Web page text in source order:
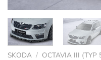
SKODA / OCTAVIA III (TYP